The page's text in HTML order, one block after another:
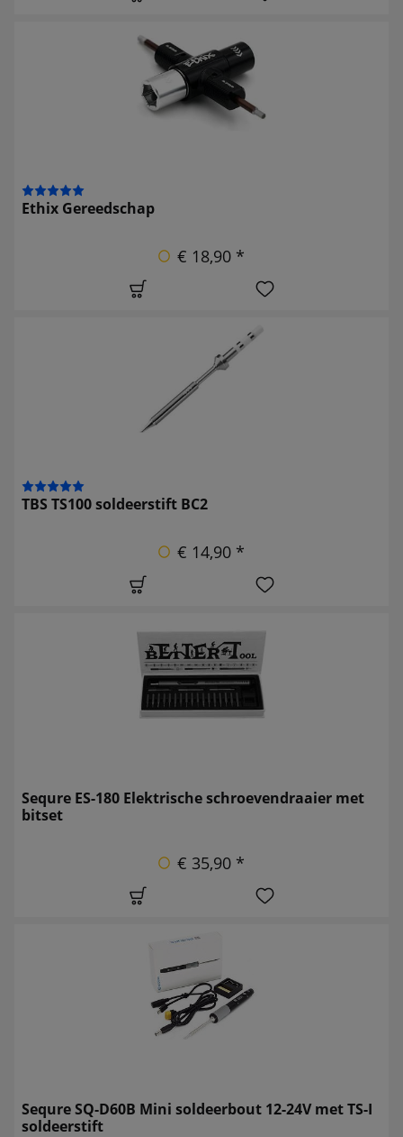
Ethix Gereedschap
€ 18,90 *
TBS TS100 soldeerstift BC2
€ 14,90 *
Sequre ES-180 Elektrische schroevendraaier met
bitset
€ 35,90 *
Sequre SQ-D60B Mini soldeerbout 12-24V met TS-I
soldeerstift